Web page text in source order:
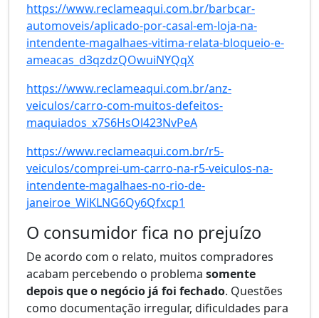
https://www.reclameaqui.com.br/barbcar-
automoveis/aplicado-por-casal-em-loja-na-
intendente-magalhaes-vitima-relata-bloqueio-e-
ameacas_d3qzdzQOwuiNYQqX
https://www.reclameaqui.com.br/anz-
veiculos/carro-com-muitos-defeitos-
maquiados_x7S6HsOl423NvPeA
https://www.reclameaqui.com.br/r5-
veiculos/comprei-um-carro-na-r5-veiculos-na-
intendente-magalhaes-no-rio-de-
janeiroe_WiKLNG6Qy6Qfxcp1
O consumidor fica no prejuízo
De acordo com o relato, muitos compradores
acabam percebendo o problema somente
depois que o negócio já foi fechado. Questões
como documentação irregular, dificuldades para